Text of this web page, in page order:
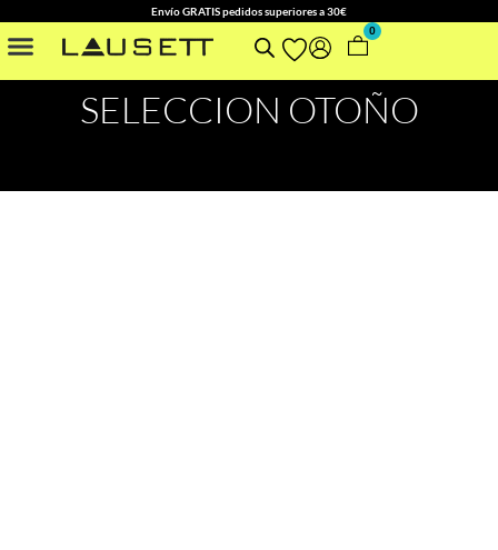
Envío GRATIS pedidos superiores a 30€
0
SELECCION OTOÑO